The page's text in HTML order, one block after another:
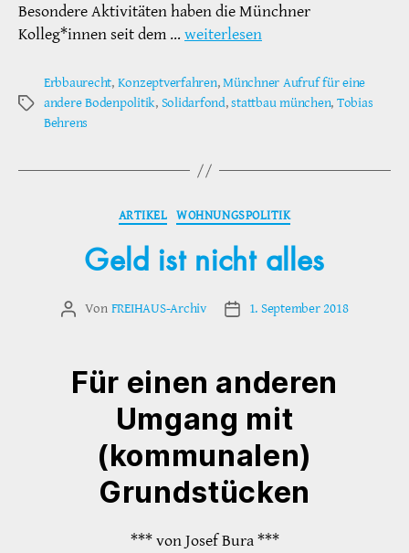
Besondere Aktivitäten haben die Münchner
Kolleg*innen seit dem … weiterlesen
Schlagwörter
Erbbaurecht, Konzeptverfahren,Münchner Aufruf für eine
andere Bodenpolitik, Solidarfond,stattbau münchen, Tobias
Behrens
Kategorien
ARTIKEL WOHNUNGSPOLITIK
Geld ist nicht alles
Beitragsautor
Von FREIHAUS-Archiv Veröffentlichungsdatum
1. September 2018
Für einen anderen
Umgang mit
(kommunalen)
Grundstücken
*** von Josef Bura ***